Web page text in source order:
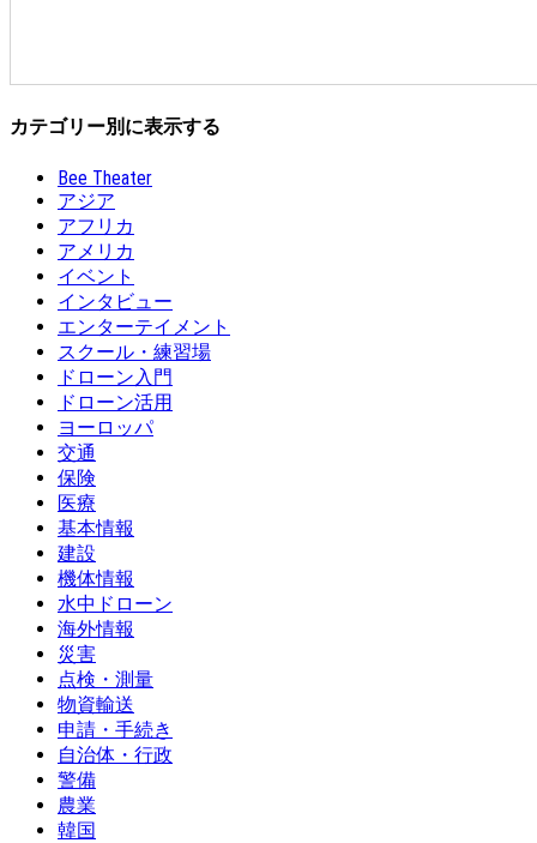
カテゴリー別に表示する
Bee Theater
アジア
アフリカ
アメリカ
イベント
インタビュー
エンターテイメント
スクール・練習場
ドローン入門
ドローン活用
ヨーロッパ
交通
保険
医療
基本情報
建設
機体情報
水中ドローン
海外情報
災害
点検・測量
物資輸送
申請・手続き
自治体・行政
警備
農業
韓国